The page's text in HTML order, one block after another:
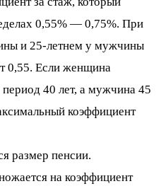
0,55% — 0,75%. При
и 25-летнем у мужчины
0,55. Если женщина
период 40 лет, а мужчина 45
коэффициент
размер пенсии.
на коэффициент